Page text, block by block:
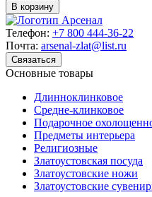
В корзину
Телефон: +7 800 444-36-22
Почта: arsenal-zlat@list.ru
Связаться
Основные товары
Длинноклинковое
Средне-клинковое
Подарочное
Предметы интерьера
Религиозные
Златоустовская посуда
Златоустовские ножи
Златоустовские